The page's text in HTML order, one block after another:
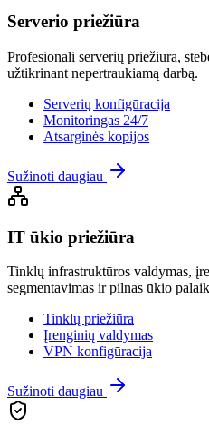
Serverio priežiūra
Profesionali serverių priežiūra,
užtikrinant nepertraukiamą darbą.
Serverių konfigūracija
Monitoringas 24/7
Atsarginės kopijos
Sužinoti daugiau
IT ūkio priežiūra
Tinklų infrastruktūros valdymas,
segmentavimas ir pilnas ūkio
Tinklų priežiūra
Įrenginių valdymas
VPN konfigūracija
Sužinoti daugiau